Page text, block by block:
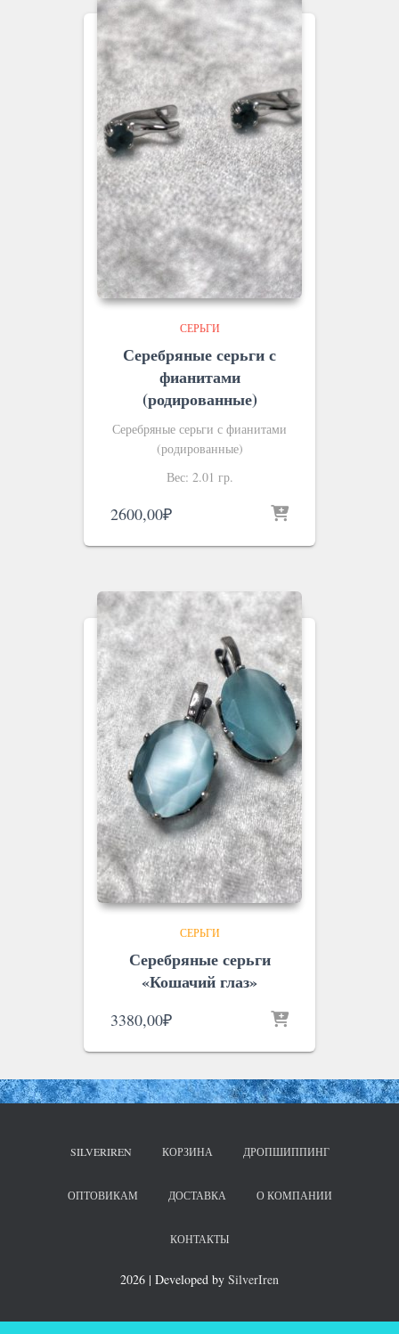
СЕРЬГИ
Серебряные серьги с
фианитами
(родированные)
Серебряные серьги с фианитами
(родированные)
Вес: 2.01 гр.
2600,00₽
СЕРЬГИ
Серебряные серьги
«Кошачий глаз»
3380,00₽
SILVERIREN КОРЗИНА ДРОПШИППИНГ
ОПТОВИКАМ ДОСТАВКА О КОМПАНИИ
КОНТАКТЫ
2026 | Developed by SilverIren